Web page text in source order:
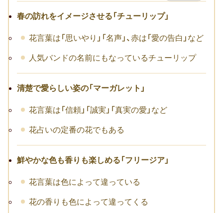
仕事のお祝い・ギフト
転職祝い
就職祝い
春の訪れをイメージさせる「チューリップ」
花言葉は「思いやり」「名声」、赤は「愛の告白」など
人気バンドの名前にもなっているチューリップ
清楚で愛らしい姿の「マーガレット」
花言葉は「信頼」「誠実」「真実の愛」など
花占いの定番の花でもある
鮮やかな色も香りも楽しめる「フリージア」
花言葉は色によって違っている
花の香りも色によって違ってくる